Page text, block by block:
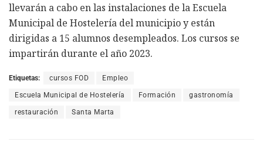
llevarán a cabo en las instalaciones de la Escuela
Municipal de Hostelería del municipio y están
dirigidas a 15 alumnos desempleados. Los cursos se
impartirán durante el año 2023.
Etiquetas: cursos FOD Empleo
Escuela Municipal de Hostelería Formación gastronomía
restauración Santa Marta